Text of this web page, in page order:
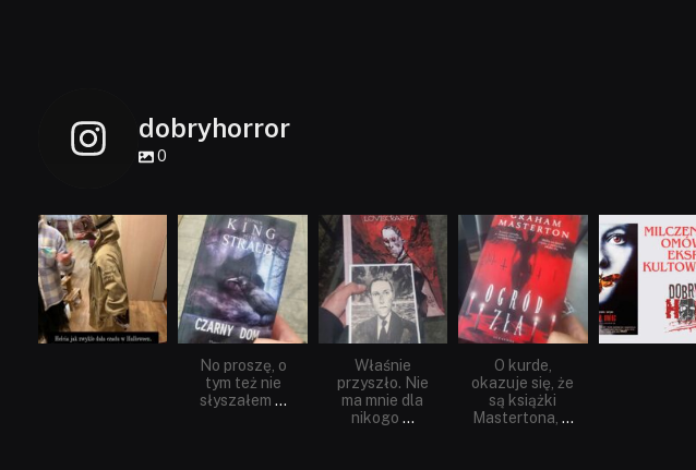
dobryhorror
0
dobryhorror
Lis 1
dobryhorror
Wrz 23
No proszę, o
tym też nie
słyszałem ...
dobryhorror
Wrz 19
Właśnie
przyszło. Nie
ma mnie dla
nikogo ...
dobryhorror
Sie 23
O kurde,
okazuje się, że
są książki
Mastertona, ...
dobryhorror
Sie 19